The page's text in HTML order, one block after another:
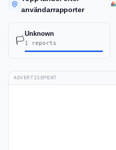
användarrapporter
🏳️
Unknown
1 reports
ADVERTISEMENT